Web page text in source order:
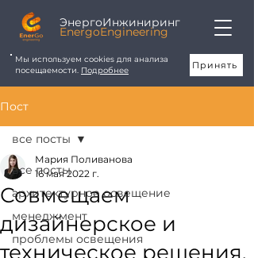
ЭнергоИнжиниринг
EnergoEngineering
Мы используем cookies для анализа
посещаемости. Подробнее Принять
Пост
все посты
архитектурное освещение
менеджмент
проблемы освещения
все посты
Совмещаем
дизайнерское и
техническое решения.
Мария Поливанова
16 мая 2022 г.